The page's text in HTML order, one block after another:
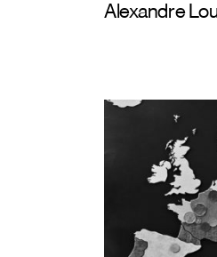
Alexandre